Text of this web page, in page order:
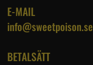
E-MAIL
info@sweetpoison.se
BETALSÄTT